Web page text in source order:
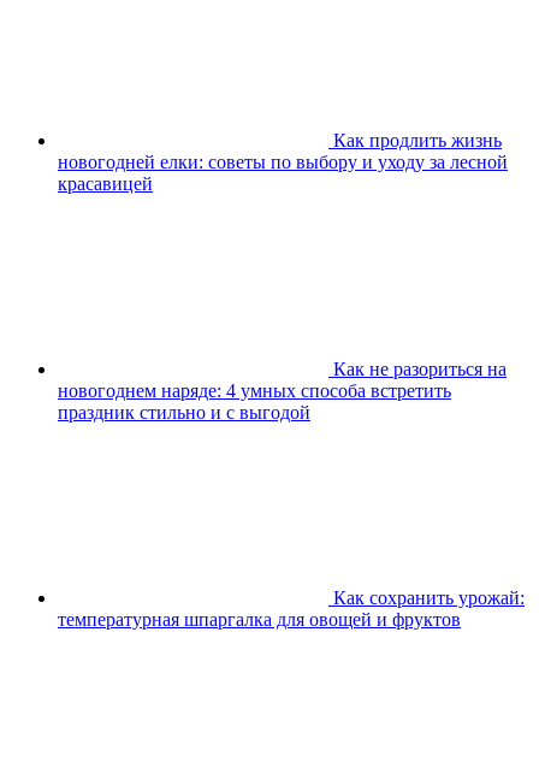
Как продлить жизнь
новогодней елки: советы по выбору и уходу за лесной
красавицей
Как не разориться на
новогоднем наряде: 4 умных способа встретить
праздник стильно и с выгодой
Как сохранить урожай:
температурная шпаргалка для овощей и фруктов